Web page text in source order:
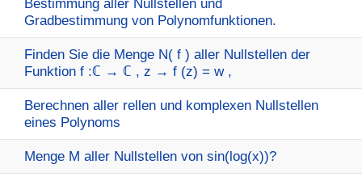
Bestimmung aller Nullstellen und
Gradbestimmung von Polynomfunktionen.
Finden Sie die Menge N( f ) aller Nullstellen der
Funktion f :ℂ → ℂ , z → f (z) = w ,
Berechnen aller rellen und komplexen Nullstellen
eines Polynoms
Menge M aller Nullstellen von sin(log(x))?